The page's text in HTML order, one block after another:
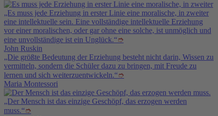
„Es muss jede Erziehung in erster Linie eine moralische, in zweiter
eine intellektuelle sein. Eine vollständige intellektuelle Erziehung
vor einer moralischen, oder gar ohne eine solche, ist unmöglich und
eine unvollständige ist ein Unglück.“➮
John Ruskin
„Die größte Bedeutung der Erziehung besteht nicht darin, Wissen zu
vermitteln, sondern die Schüler dazu zu bringen, mit Freude zu
lernen und sich weiterzuentwickeln.“➮
Maria Montessori
„Der Mensch ist das einzige Geschöpf, das erzogen werden
muss.“➮